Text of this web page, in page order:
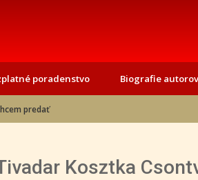
poradenstvo Biografie autorov
predať
Kosztka